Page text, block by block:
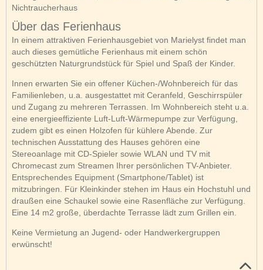
Nichtraucherhaus
Über das Ferienhaus
In einem attraktiven Ferienhausgebiet von Marielyst findet man
auch dieses gemütliche Ferienhaus mit einem schön
geschützten Naturgrundstück für Spiel und Spaß der Kinder.
Innen erwarten Sie ein offener Küchen-/Wohnbereich für das
Familienleben, u.a. ausgestattet mit Ceranfeld, Geschirrspüler
und Zugang zu mehreren Terrassen. Im Wohnbereich steht u.a.
eine energieeffiziente Luft-Luft-Wärmepumpe zur Verfügung,
zudem gibt es einen Holzofen für kühlere Abende. Zur
technischen Ausstattung des Hauses gehören eine
Stereoanlage mit CD-Spieler sowie WLAN und TV mit
Chromecast zum Streamen Ihrer persönlichen TV-Anbieter.
Entsprechendes Equipment (Smartphone/Tablet) ist
mitzubringen. Für Kleinkinder stehen im Haus ein Hochstuhl und
draußen eine Schaukel sowie eine Rasenfläche zur Verfügung.
Eine 14 m2 große, überdachte Terrasse lädt zum Grillen ein.
Keine Vermietung an Jugend- oder Handwerkergruppen
erwünscht!